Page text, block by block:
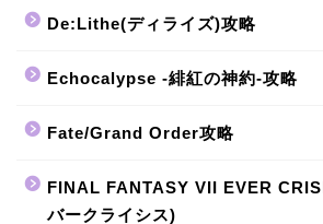
De:Lithe(ディライズ)攻略
Echocalypse -緋紅の神約-攻略
Fate/Grand Order攻略
FINAL FANTASY VII EVER
バークライシス)